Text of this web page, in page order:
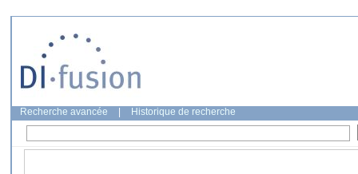
Recherche avancée Historique de recherche